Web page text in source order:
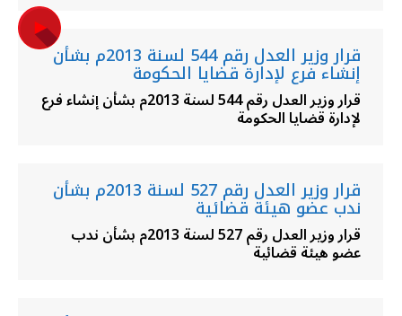
قرار وزير العدل رقم 544 لسنة 2013م بشأن
إنشاء فرع لإدارة قضايا الحكومة
قرار وزير العدل رقم 544 لسنة 2013م بشأن إنشاء فرع
لإدارة قضايا الحكومة
قرار وزير العدل رقم 527 لسنة 2013م بشأن
ندب عضو هيئة قضائية
قرار وزير العدل رقم 527 لسنة 2013م بشأن ندب
عضو هيئة قضائية